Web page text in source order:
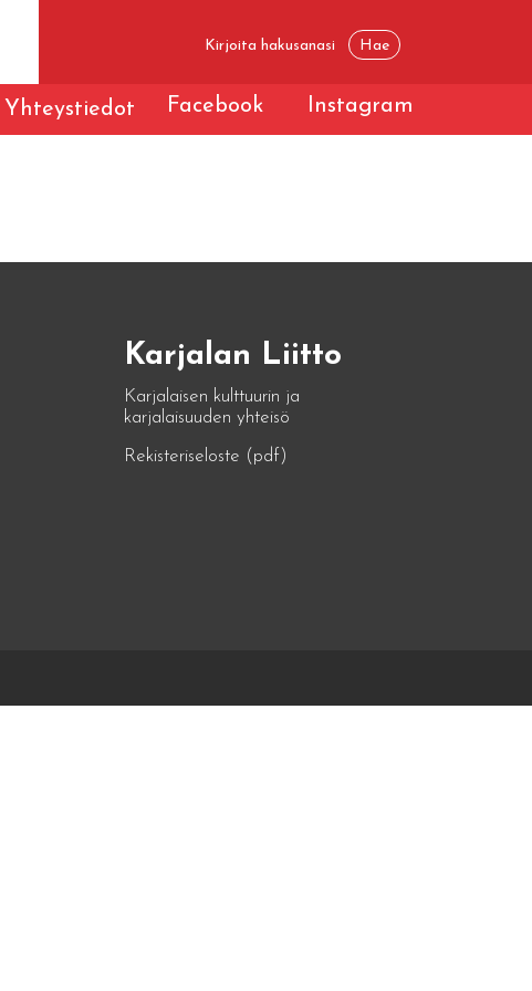
Yhteystiedot Facebook Instagram
Karjalan Liitto
Karjalaisen kulttuurin ja
karjalaisuuden yhteisö
Rekisteriseloste (pdf)